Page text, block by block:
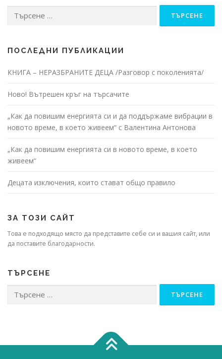
ПОСЛЕДНИ ПУБЛИКАЦИИ
КНИГА – НЕРАЗБРАНИТЕ ДЕЦА /Разговор с поколенията/
Ново! Вътрешен кръг на търсачите
„Как да повишим енергията си и да поддържаме вибрации в
новото време, в което живеем“ с Валентина Антонова
„Как да повишим енергията си в новото време, в което
живеем“
Децата изключения, които стават общо правило
ЗА ТОЗИ САЙТ
Това е подходящо място да представите себе си и вашия сайт, или
да поставите благодарности.
ТЪРСЕНЕ